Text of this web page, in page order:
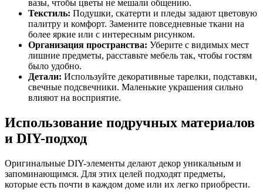
вазы, чтобы цветы не мешали общению.
Текстиль: Подушки, скатерти и пледы задают цветовую
палитру и комфорт. Замените повседневные ткани на
более яркие или с интересным рисунком.
Организация пространства: Уберите с видимых мест
лишние предметы, расставьте мебель так, чтобы гостям
было удобно.
Детали: Используйте декоративные тарелки, подставки,
свечные подсвечники. Маленькие украшения сильно
влияют на восприятие.
Использование подручных материалов
и DIY-подход
Оригинальные DIY-элементы делают декор уникальным и
запоминающимся. Для этих целей подходят предметы,
которые есть почти в каждом доме или их легко приобрести.